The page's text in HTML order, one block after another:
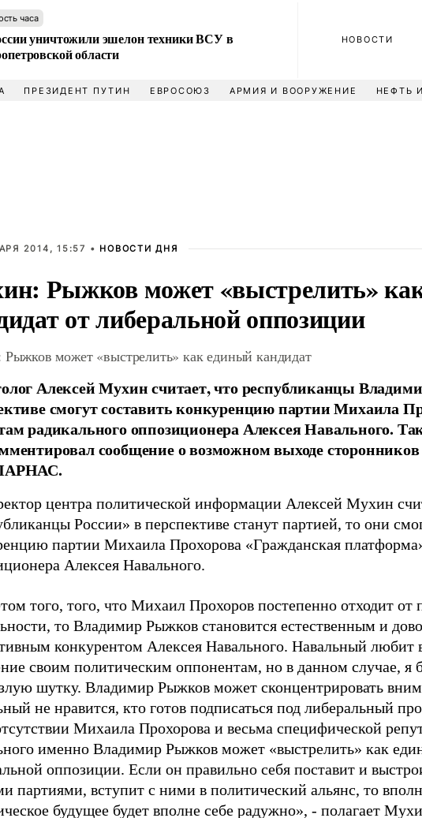
часа
уничтожили эшелон техники ВСУ в
области
НОВОСТИ
ПРЕЗИДЕНТ ПУТИН ЕВРОСОЮЗ АРМИЯ И ВООРУЖЕНИЕ НЕФТЬ
2014, 15:57 • НОВОСТИ ДНЯ
Рыжков может «выстрелить»
от либеральной оппозиции
может «выстрелить» как единый кандидат
Алексей Мухин считает, что республиканцы
смогут составить конкуренцию партии Михаила
радикального оппозиционера Алексея Навального.
сообщение о возможном выходе
центра политической информации Алексей Мухин
России» в перспективе станут партией, то они
партии Михаила Прохорова «Гражданская
Алексея Навального.
того, того, что Михаил Прохоров постепенно отходит от
то Владимир Рыжков становится естественным и
конкурентом Алексея Навального. Навальный любит
своим политическим оппонентам, но в данном случае, я
шутку. Владимир Рыжков может сконцентрировать
не нравится, кто готов подписаться под либеральный
Михаила Прохорова и весьма специфической
именно Владимир Рыжков может «выстрелить» как
оппозиции. Если он правильно себя поставит и
партиями, вступит с ними в политический альянс, то
будущее будет вполне себе радужно», - полагает